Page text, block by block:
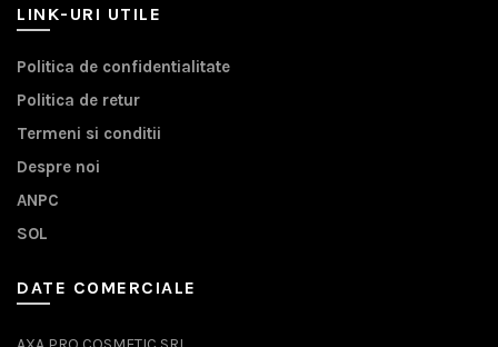
LINK-URI UTILE
Politica de confidentialitate
Politica de retur
Termeni si conditii
Despre noi
ANPC
SOL
DATE COMERCIALE